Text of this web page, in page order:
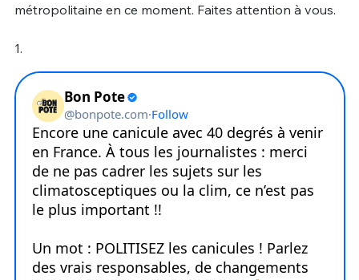
métropolitaine en ce moment. Faites attention à vous.
1.